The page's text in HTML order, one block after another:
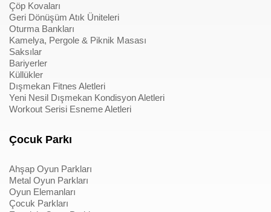
Çöp Kovaları
Geri Dönüşüm Atık Üniteleri
Oturma Bankları
Kamelya, Pergole & Piknik Masası
Saksılar
Bariyerler
Küllükler
Dışmekan Fitnes Aletleri
Yeni Nesil Dışmekan Kondisyon Aletleri
Workout Serisi Esneme Aletleri
Çocuk Parkı
Ahşap Oyun Parkları
Metal Oyun Parkları
Oyun Elemanları
Çocuk Parkları